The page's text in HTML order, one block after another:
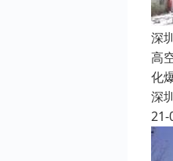
深
高
化
深
21-